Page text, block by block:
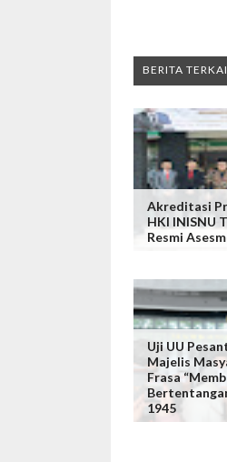
BERITA
Akreditasi
HKI INISNU
Resmi
Uji UU
Majelis
Frasa
1945